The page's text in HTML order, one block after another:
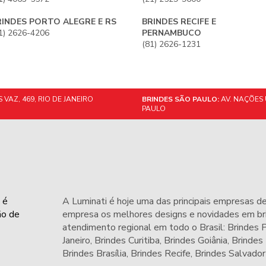
PORTO ALEGRE E RS
2626-4206
BRINDES RECIFE E
PERNAMBUCO
(81) 2626-1231
469, RIO DE JANEIRO BRINDES SÃO PAULO:AV.
PAULO
de
A Luminati é hoje uma das principais empresas
empresa os melhores designs e novidades em
atendimento regional em todo o Brasil: Brindes
Janeiro, Brindes Curitiba, Brindes Goiânia,
Brindes Brasília, Brindes Recife, Brindes Salvador